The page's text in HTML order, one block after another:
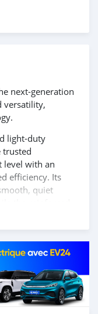
next-generation
versatility,
light-duty
trusted
level with an
efficiency. Its
quiet
the reinforced
and
intelligent
safety systems,
business moving
solution that
T3 EV REV.